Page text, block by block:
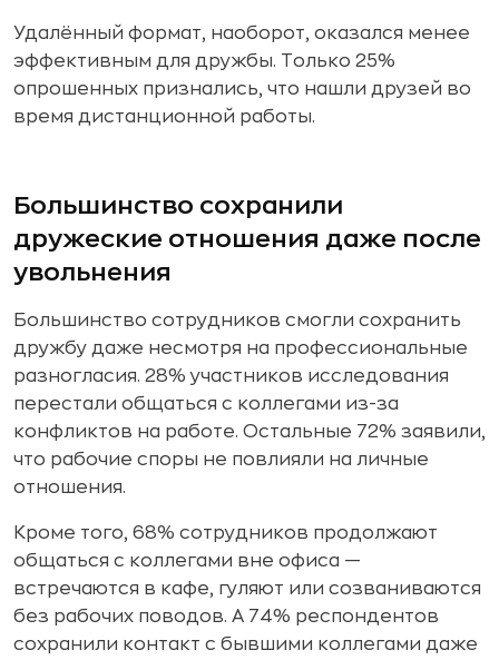
Удалённый формат, наоборот, оказался менее
эффективным для дружбы. Только 25%
опрошенных признались, что нашли друзей во
время дистанционной работы.
Большинство сохранили
дружеские отношения даже после
увольнения
Большинство сотрудников смогли сохранить
дружбу даже несмотря на профессиональные
разногласия. 28% участников исследования
перестали общаться с коллегами из-за
конфликтов на работе. Остальные 72% заявили,
что рабочие споры не повлияли на личные
отношения.
Кроме того, 68% сотрудников продолжают
общаться с коллегами вне офиса —
встречаются в кафе, гуляют или созваниваются
без рабочих поводов. А 74% респондентов
сохранили контакт с бывшими коллегами даже